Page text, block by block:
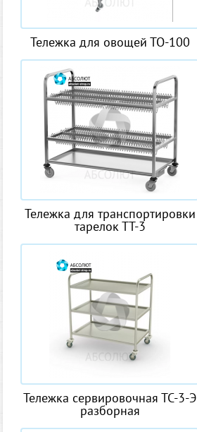
Тележка для овощей ТО-100
Тележка для транспортировки
тарелок ТТ-3
Тележка сервировочная ТС-3-Э
разборная